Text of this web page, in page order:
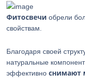
Фитосвечи обрели
свойствам.
Благодаря своей
натуральные
эффективноснимают